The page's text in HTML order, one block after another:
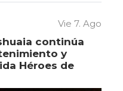
Vie 7. Ago
continúa
y
Héroes de